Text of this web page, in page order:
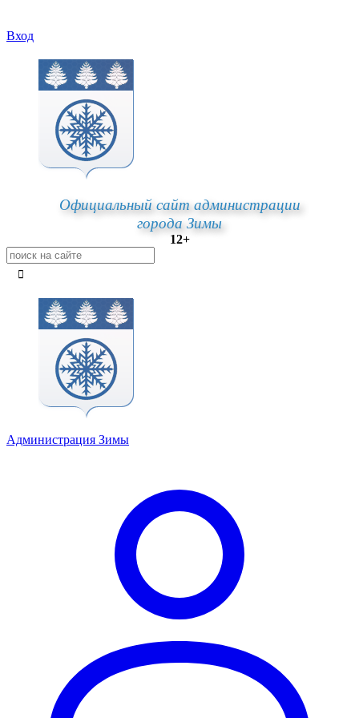
Вход
Официальный сайт администрации
города Зимы
12+
Администрация Зимы